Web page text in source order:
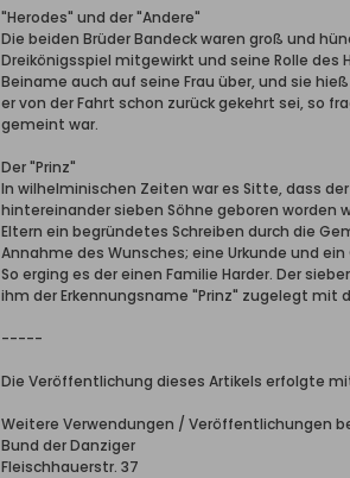
"Herodes" und der "Andere"
Die beiden Brüder Bandeck waren groß und
Dreikönigsspiel mitgewirkt und seine Rolle
Beiname auch auf seine Frau über, und sie
er von der Fahrt schon zurück gekehrt sei, so
gemeint war.
Der "Prinz"
In wilhelminischen Zeiten war es Sitte, dass
hintereinander sieben Söhne geboren worden
Eltern ein begründetes Schreiben durch die
Annahme des Wunsches; eine Urkunde und
So erging es der einen Familie Harder. Der
ihm der Erkennungsname "Prinz" zugelegt mit
-----
Die Veröffentlichung dieses Artikels erfolgte
Weitere Verwendungen / Veröffentlichungen
Bund der Danziger
Fleischhauerstr. 37